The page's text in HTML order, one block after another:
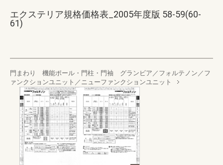
エクステリア規格価格表_2005年度版 58-59(60-
61)
門まわり 機能ポール・門柱・門袖 グランビア／フォルテノン／フ
ァンクションユニット／ニューファンクションユニット